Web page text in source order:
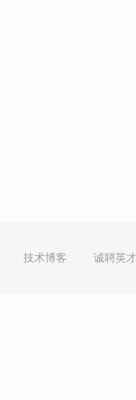
技术博客 诚聘英才